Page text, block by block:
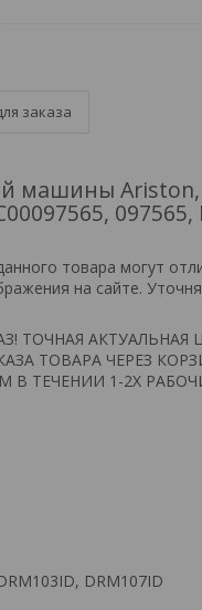
заказа
машины
097565,
товара могут
на сайте.
ТОЧНАЯ АКТУАЛЬНАЯ
ТОВАРА ЧЕРЕЗ
ТЕЧЕНИИ 1-2Х
DRM107ID